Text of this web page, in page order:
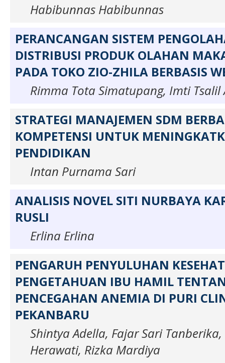
Habibunnas Habibunnas
PERANCANGAN SISTEM
DISTRIBUSI PRODUK OLAHAN
PADA TOKO ZIO-ZHILA BERBASIS
Rimma Tota Simatupang, Imti Tsalil
STRATEGI MANAJEMEN SDM
KOMPETENSI UNTUK
PENDIDIKAN
Intan Purnama Sari
ANALISIS NOVEL SITI NURBAYA
RUSLI
Erlina Erlina
PENGARUH PENYULUHAN
PENGETAHUAN IBU HAMIL
PENCEGAHAN ANEMIA DI PURI
PEKANBARU
Shintya Adella, Fajar Sari
Herawati, Rizka Mardiya